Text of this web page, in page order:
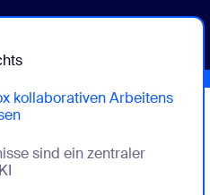
kollaborativen Arbeitens
kollaborativen
sind ein zentraler
sind ein zentraler